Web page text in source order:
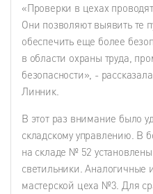
«Проверки в цехах
Они позволяют выявить те
обеспечить еще более
в области охраны труда,
безопасности», -
Линник.
В этот раз внимание было
складскому управлению. В
на складе № 52
светильники. Аналогичные
мастерской цеха №3. Для